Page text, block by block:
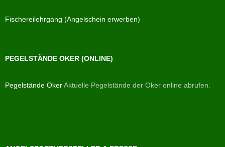
Fischereilehrgang (Angelschein erwerben)
PEGELSTÄNDE OKER (ONLINE)
Pegelstände OkerAktuelle Pegelstände der Oker online abrufen.